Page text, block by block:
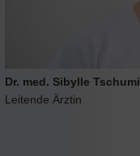
Dr. med. Sibylle Tschumi
Leitende Ärztin